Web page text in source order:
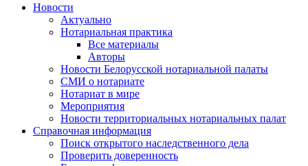
Новости
Актуально
Нотариальная практика
Все материалы
Авторы
Новости Белорусской нотариальной палаты
СМИ о нотариате
Нотариат в мире
Мероприятия
Новости территориальных нотариальных палат
Справочная информация
Поиск открытого наследственного дела
Проверить доверенность